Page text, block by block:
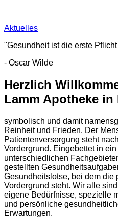
Aktuelles
"Gesundheit ist die erste
- Oscar Wilde
Herzlich
Lamm Apotheke in
symbolisch und damit
Reinheit und Frieden. Der
Patientenversorgung steht
Vordergrund. Eingebettet in
unterschiedlichen
gestellten
Gesundheitslotse, bei dem die
Vordergrund steht. Wir alle
eigene Bedürfnisse, spezielle
und persönliche
Erwartungen.